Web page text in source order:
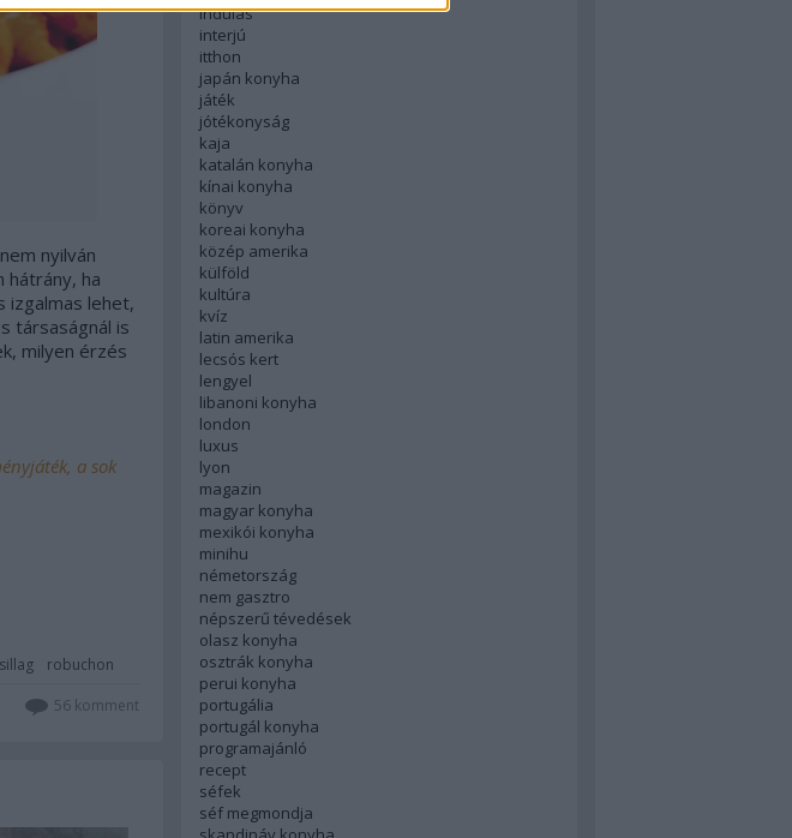
nyilván
hátrány, ha
izgalmas lehet,
társaságnál is
milyen érzés
a sok
robuchon
56komment
indulás
interjú
itthon
japán konyha
játék
jótékonyság
kaja
katalán konyha
kínai konyha
könyv
koreai konyha
közép amerika
külföld
kultúra
kvíz
latin amerika
lecsós kert
lengyel
libanoni konyha
london
luxus
lyon
magazin
magyar konyha
mexikói konyha
minihu
németország
nem gasztro
népszerű tévedések
olasz konyha
osztrák konyha
perui konyha
portugália
portugál konyha
programajánló
recept
séfek
séf megmondja